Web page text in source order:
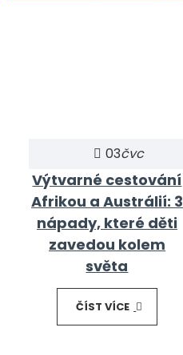
03čvc
Výtvarné cestování
Afrikou a Austrálií: 3
nápady, které děti
zavedou kolem
světa
ČÍST VÍCE